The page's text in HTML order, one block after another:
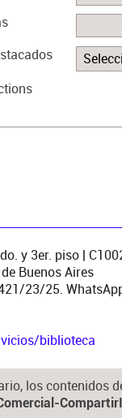
y 3er. piso |
Buenos Aires
23/25.
biblioteca
los contenidos